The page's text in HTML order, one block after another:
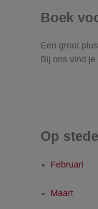
Boek
Een groot
Bij ons vind
Op
Februari
Maart